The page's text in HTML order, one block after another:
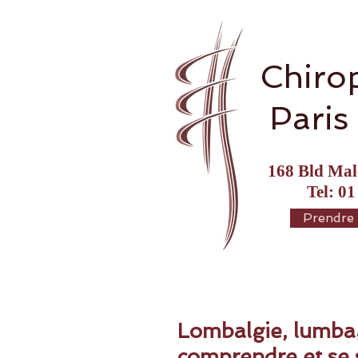
168 Bld
Tel:
Prendre
Lombalgie,